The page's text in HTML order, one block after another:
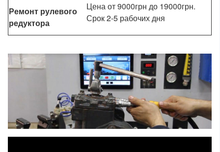
Ремонт рулевого
редуктора
Цена от 9000грн до 19000грн.
Срок 2-5 рабочих дня